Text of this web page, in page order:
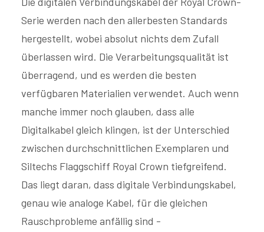
Serie werden nach den allerbesten Standards
hergestellt, wobei absolut nichts dem Zufall
überlassen wird. Die Verarbeitungsqualität ist
überragend, und es werden die besten
verfügbaren Materialien verwendet. Auch wenn
manche immer noch glauben, dass alle
Digitalkabel gleich klingen, ist der Unterschied
zwischen durchschnittlichen Exemplaren und
Siltechs Flaggschiff Royal Crown tiefgreifend.
Das liegt daran, dass digitale Verbindungskabel,
genau wie analoge Kabel, für die gleichen
Rauschprobleme anfällig sind -